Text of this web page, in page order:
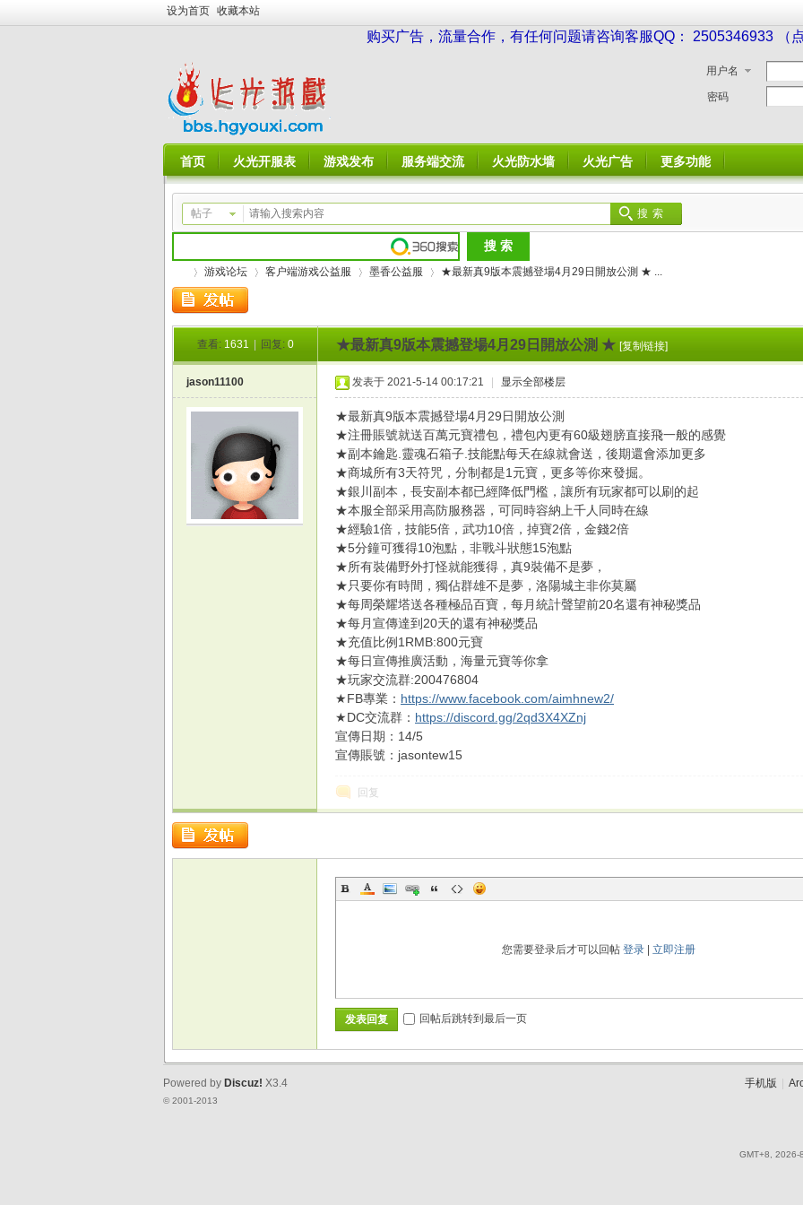
设为首页 收藏本站
购买广告，流量合作，有任何问题请咨询客服QQ： 2505346933 （
用户名
密码
首页 火光开服表 游戏发布 服务端交流 火光防水墙 火光广告 更多功能
帖子 搜索
游戏论坛
›
客户端游戏公益服
›
墨香公益服
›
★最新真9版本震撼登場4月29日開放公測 ★ ...
查看: 1631 回复: 0 ★最新真9版本震撼登場4月29日開放公測 ★ [复制链接]
jason11100 发表于 2021-5-14 00:17:21 显示全部楼层
★最新真9版本震撼登場4月29日開放公測
★注冊賬號就送百萬元寶禮包，禮包內更有60級翅膀直接飛一般的感覺
★副本鑰匙.靈魂石箱子.技能點每天在線就會送，後期還會添加更多
★商城所有3天符咒，分制都是1元寶，更多等你來發掘。
★銀川副本，長安副本都已經降低門檻，讓所有玩家都可以刷的起
★本服全部采用高防服務器，可同時容納上千人同時在線
★經驗1倍，技能5倍，武功10倍，掉寶2倍，金錢2倍
★5分鐘可獲得10泡點，非戰斗狀態15泡點
★所有裝備野外打怪就能獲得，真9裝備不是夢，
★只要你有時間，獨佔群雄不是夢，洛陽城主非你莫屬
★每周榮耀塔送各種極品百寶，每月統計聲望前20名還有神秘獎品
★每月宣傳達到20天的還有神秘獎品
★充值比例1RMB:800元寶
★每日宣傳推廣活動，海量元寶等你拿
★玩家交流群:200476804
★FB專業： https://www.facebook.com/aimhnew2/
★DC交流群： https://discord.gg/2qd3X4XZnj
宣傳日期：14/5
宣傳賬號：jasontew15
回复
您需要登录后才可以回帖 登录| 立即注册
发表回复 回帖后跳转到最后一页
手机版
GMT+8, 2026-
Powered by Discuz! X3.4
© 2001-2013